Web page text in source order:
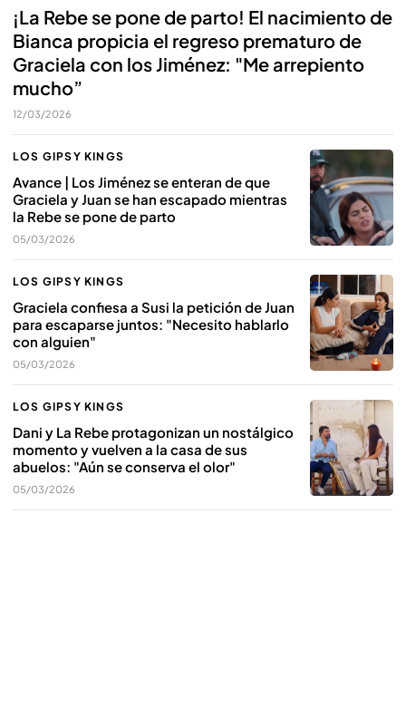
¡La Rebe se pone de parto! El nacimiento de
Bianca propicia el regreso prematuro de
Graciela con los Jiménez: "Me arrepiento
mucho”
12/03/2026
LOS GIPSY KINGS
Avance | Los Jiménez se enteran de que
Graciela y Juan se han escapado mientras
la Rebe se pone de parto
05/03/2026
LOS GIPSY KINGS
Graciela confiesa a Susi la petición de Juan
para escaparse juntos: "Necesito hablarlo
con alguien"
05/03/2026
LOS GIPSY KINGS
Dani y La Rebe protagonizan un nostálgico
momento y vuelven a la casa de sus
abuelos: "Aún se conserva el olor"
05/03/2026